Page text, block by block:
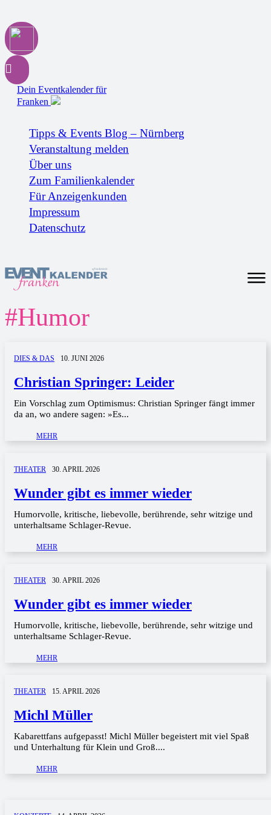
Dein Eventkalender für
Franken
Tipps & Events Blog – Nürnberg
Veranstaltung melden
Über uns
Zum Familienkalender
Für Anzeigenkunden
Impressum
Datenschutz
#Humor
DIES & DAS 10. JUNI 2026
Christian Springer: Leider
Ein Vorschlag zum Optimismus: Christian Springer fängt immer
da an, wo andere sagen: »Es...
MEHR
THEATER 30. APRIL 2026
Wunder gibt es immer wieder
Humorvolle, kritische, liebevolle, berührende, sehr witzige und
unterhaltsame Schlager-Revue.
MEHR
THEATER 30. APRIL 2026
Wunder gibt es immer wieder
Humorvolle, kritische, liebevolle, berührende, sehr witzige und
unterhaltsame Schlager-Revue.
MEHR
THEATER 15. APRIL 2026
Michl Müller
Kabarettfans aufgepasst! Michl Müller begeistert mit viel Spaß
und Unterhaltung für Klein und Groß....
MEHR